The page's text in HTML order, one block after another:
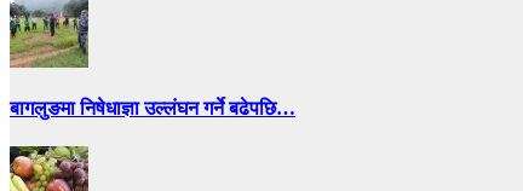
बागलुङमा निषेधाज्ञा उल्लंघन गर्ने बढेपछि…